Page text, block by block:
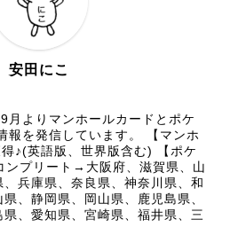
安田にこ
月よりマンホールカードとポケ
報を発信しています。 【マンホ
♪(英語版、世界版含む) 【ポケ
ンプリート→大阪府、滋賀県、山
兵庫県、奈良県、神奈川県、和
、静岡県、岡山県、鹿児島県、
、愛知県、宮崎県、福井県、三